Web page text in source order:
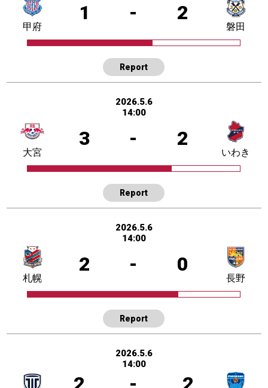
1 - 2
甲府 磐田
Report
2026.5.6
14:00
3 - 2
大宮 いわき
Report
2026.5.6
14:00
2 - 0
札幌 長野
Report
2026.5.6
14:00